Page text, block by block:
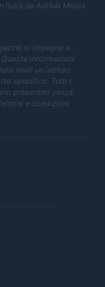
Italia da AdHub Media
si impegna a
informazioni
visiti un istituto
specifico. Tutti i
presentati senza
e condizioni